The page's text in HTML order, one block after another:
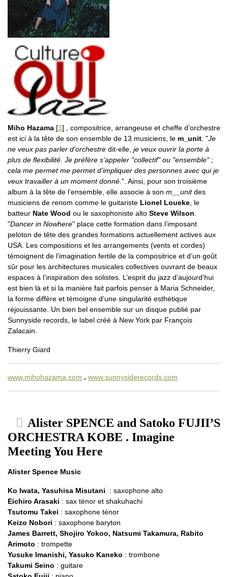
Miho Hazama [3]., compositrice, arrangeuse et cheffe d’orchestre
est ici à la tête de son ensemble de 13 musiciens, le m_unit. "Je
ne veux pas parler d’orchestre dit-elle, je veux ouvrir la porte à
plus de flexibilité. Je préfère s’appeler "collectif" ou "ensemble" ;
cela me permet me permet d’impliquer des personnes avec qui je
veux travailler à un moment donné.". Ainsi, pour son troisième
album à la tête de l’ensemble, elle associe à son m__unitdes
musiciens de renom comme le guitariste Lionel Loueke, le
batteur Nate Wood ou le saxophoniste alto Steve Wilson.
"Dancer in Nowhere" place cette formation dans l’imposant
peloton de tête des grandes formations actuellement actives aux
USA. Les compositions et les arrangements (vents et cordes)
témoignent de l’imagination fertile de la compositrice et d’un goût
sûr pour les architectures musicales collectives ouvrant de beaux
espaces à l’inspiration des solistes. L’esprit du jazz d’aujourd’hui
est bien là et si la manière fait parfois penser à Maria Schneider,
la forme diffère et témoigne d’une singularité esthétique
réjouissante. Un bien bel ensemble sur un disque publié par
Sunnyside records, le label créé à New York par François
Zalacain.
Thierry Giard
www.mihohazama.com . www.sunnysiderecords.com
Alister SPENCE and Satoko FUJII’S
ORCHESTRA KOBE . Imagine
Meeting You Here
Alister Spence Music
Ko Iwata, Yasuhisa Misutani
: saxophone alto
Eichiro Arasaki : sax ténor et shakuhachi
Tsutomu Takei : saxophone ténor
Keizo Nobori : saxophone baryton
James Barrett, Shojiro Yokoo, Natsumi Takamura, Rabito
Arimoto : trompette
Yusuke Imanishi, Yasuko Kaneko : trombone
Takumi Seino : guitare